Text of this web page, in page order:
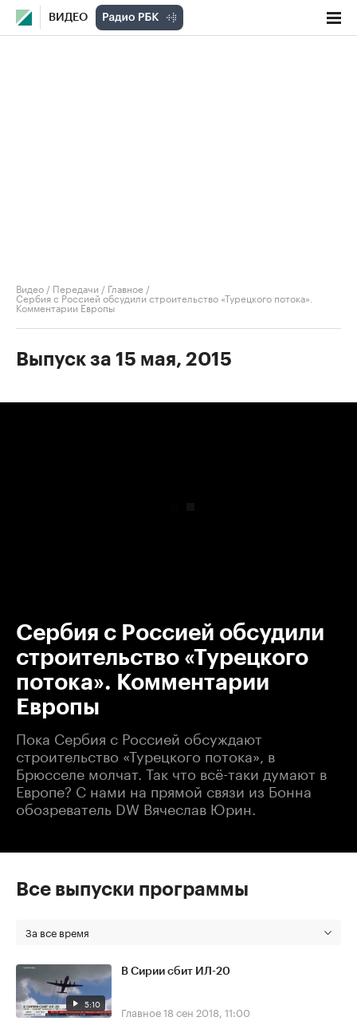
ВИДЕО
Видео / Передачи / Главное /
Сербия с Россией обсудили строительство «Турецкого потока».
Комментарии Европы
Выпуск за 15 мая, 2015
Сербия с Россией обсудили
строительство «Турецкого
потока». Комментарии
Европы
Пока Сербия с Россией обсуждают
строительство «Турецкого потока», в
Брюсселе молчат. Так что всё-таки думают в
Европе? С нами на прямой связи из Бонна
обозреватель DW Вячеслав Юрин.
Все выпуски программы
За все время
5:10
В Сирии сбит ИЛ-20
Главное18 сен 2018, 11:00